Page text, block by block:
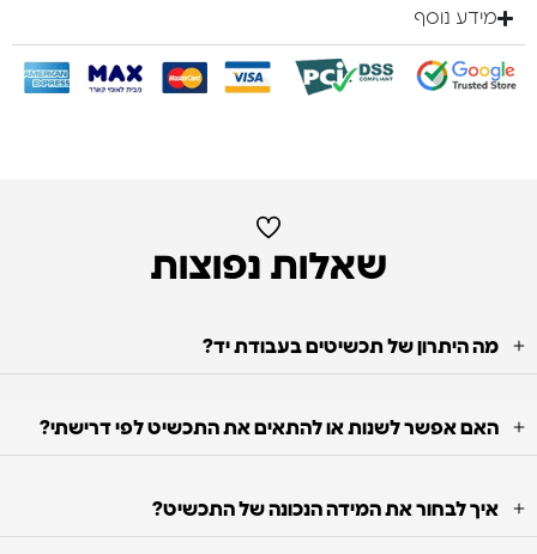
מידע נוסף
שאלות נפוצות
מה היתרון של תכשיטים בעבודת יד?
האם אפשר לשנות או להתאים את התכשיט לפי דרישתי?
איך לבחור את המידה הנכונה של התכשיט?